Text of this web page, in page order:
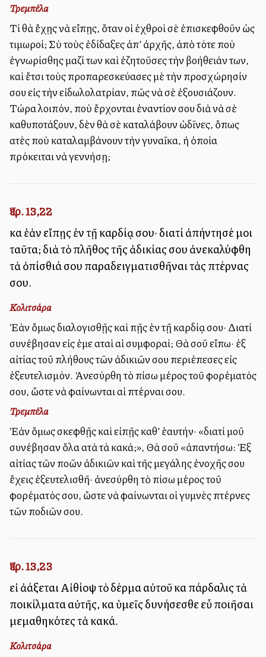
Τρεμπέλα
Τί θὰ ἔχῃς νὰ εἴπῃς, ὅταν οἱ ἐχθροὶ σὲ ἐπισκεφθοῦν ὡς
τιμωροί; Σὺ τοὺς ἐδίδαξες ἀπ’ ἀρχῆς, ἀπὸ τότε ποὺ
ἐγνωρίσθης μαζί των καὶ ἐζητοῦσες τὴν βοήθειάν των,
καὶ ἔτσι τοὺς προπαρεσκεύασες μὲ τὴν προσχώρησίν
σου εἰς τὴν εἰδωλολατρίαν, πῶς νὰ σὲ ἐξουσιάζουν.
Τώρα λοιπόν, ποὺ ἔρχονται ἐναντίον σου διὰ νὰ σὲ
καθυποτάξουν, δὲν θὰ σὲ καταλάβουν ὠδῖνες, ὅπως
αὐτὲς ποὺ καταλαμβάνουν τὴν γυναῖκα, ἡ ὁποία
πρόκειται νὰ γεννήσῃ;
Ἰερ. 13,22
καὶ ἐὰν εἴπῃς ἐν τῇ καρδίᾳ σου· διατί ἀπήντησέ μοι
ταῦτα; διὰ τὸ πλῆθος τῆς ἀδικίας σου ἀνεκαλύφθη
τὰ ὀπίσθιά σου παραδειγματισθῆναι τὰς πτέρνας
σου.
Κολιτσάρα
Ἐὰν ὅμως διαλογισθῇς καὶ πῇς ἐν τῇ καρδίᾳ σου· Διατί
συνέβησαν εἰς ἐμε αὐταὶ αἱ συμφοραί; Θὰ σοῦ εἴπω· ἐξ
αἰτίας τοῦ πλήθους τῶν ἀδικιῶν σου περιέπεσες εἰς
ἐξευτελισμόν. Ἀνεσύρθη τὸ πίσω μέρος τοῦ φορέματός
σου, ὥστε νὰ φαίνωνται αἱ πτέρναι σου.
Τρεμπέλα
Ἐὰν ὅμως σκεφθῇς καὶ εἰπῇς καθ’ ἑαυτήν· «διατί μοῦ
συνέβησαν ὅλα αὐτὰ τὰ κακά;», Θὰ σοῦ «ἀπαντήσω: Ἐξ
αἰτίας τῶν πολλῶν ἀδικιῶν καὶ τῆς μεγάλης ἐνοχῆς σου
ἔχεις ἐξευτελισθῆ· ἀνεσύρθη τὸ πίσω μέρος τοῦ
φορέματός σου, ὥστε νὰ φαίνωνται οἱ γυμνὲς πτέρνες
τῶν ποδιῶν σου.
Ἰερ. 13,23
εἰ ἀλλάξεται Αἰθίοψ τὸ δέρμα αὐτοῦ καὶ πάρδαλις τὰ
ποικίλματα αὐτῆς, καὶ ὑμεῖς δυνήσεσθε εὖ ποιῆσαι
μεμαθηκότες τὰ κακά.
Κολιτσάρα